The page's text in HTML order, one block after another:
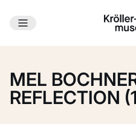
Ga naar hoofdinhoud
MEL
REFLECTION